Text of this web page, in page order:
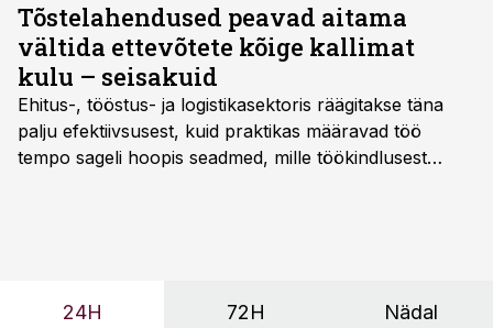
Tõstelahendused peavad aitama
vältida ettevõtete kõige kallimat
kulu – seisakuid
Ehitus-, tööstus- ja logistikasektoris räägitakse täna
palju efektiivsusest, kuid praktikas määravad töö
tempo sageli hoopis seadmed, mille töökindlusest
24H 72H Nädal